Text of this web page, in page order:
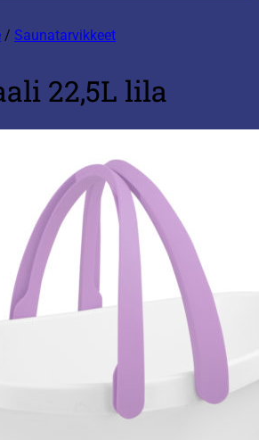
/ Saunatarvikkeet
22,5L lila